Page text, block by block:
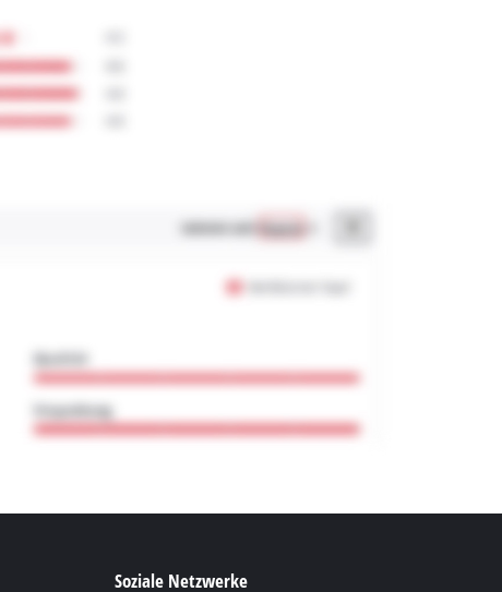
Soziale Netzwerke